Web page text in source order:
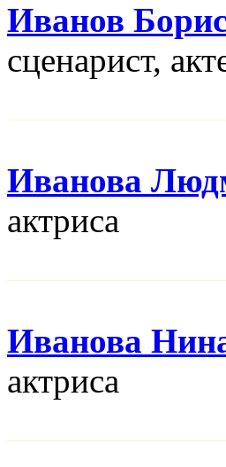
Иванов
сценарист,
Иванова
актриса
Иванова
актриса